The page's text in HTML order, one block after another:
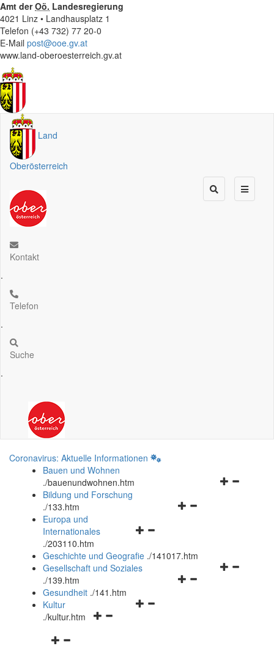
Amt derOö. Landesregierung
4021 Linz • Landhausplatz 1
Telefon (+43 732) 77 20-0
E-Mail post@ooe.gv.at
www.land-oberoesterreich.gv.at
Land
Oberösterreich
Kontakt
.
Telefon
.
Suche
.
Coronavirus: Aktuelle Informationen
Bauen und Wohnen
./bauenundwohnen.htm
Navigationsmenü
Bildung und Forschung
./133.htm
Navigationsmenü
und
schließen
Europa und
Internationales
./203110.htm
Geschichte und Geografie ./141017.htm
Navigationsmenü
Gesellschaft und Soziales
./139.htm
Navigationsmenü
Gesundheit ./141.htm
Navigationsmenü
Kultur
./kultur.htm
Navigationsmenü